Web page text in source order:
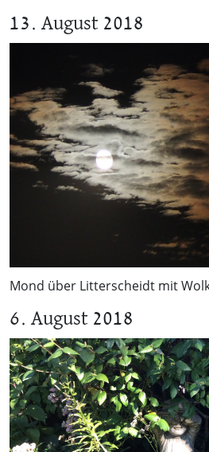
13. August 2018
Mond über Litterscheidt mit
6. August 2018